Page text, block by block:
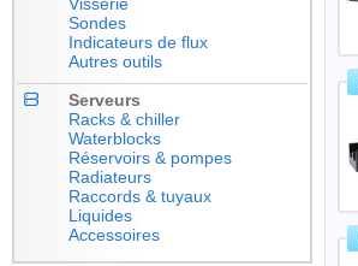
Sondes
Indicateurs de flux
Autres outils
Serveurs
Racks & chiller
Waterblocks
Réservoirs & pompes
Radiateurs
Raccords & tuyaux
Liquides
Accessoires